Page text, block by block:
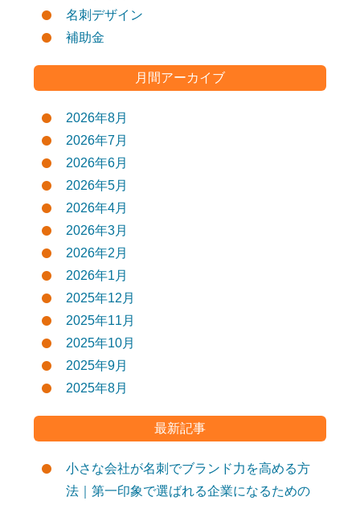
名刺デザイン
補助金
月間アーカイブ
2026年8月
2026年7月
2026年6月
2026年5月
2026年4月
2026年3月
2026年2月
2026年1月
2025年12月
2025年11月
2025年10月
2025年9月
2025年8月
最新記事
小さな会社が名刺でブランド力を高める方
法｜第一印象で選ばれる企業になるための